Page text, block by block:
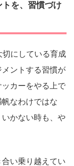
を、習慣づけ
にしている育成
ントする習慣が
カーをやる上で
なわけではな
かない時も、や
い乗り越えてい